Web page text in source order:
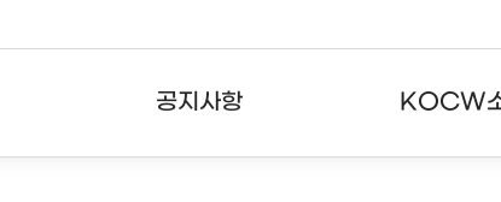
공지사항 KOCW